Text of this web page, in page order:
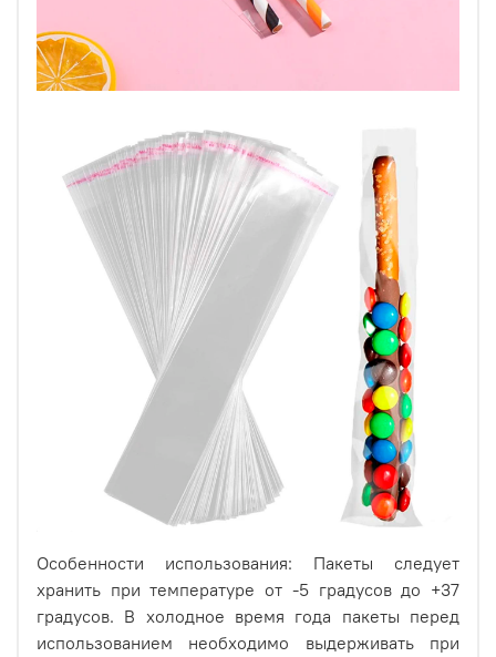
Особенности использования: Пакеты следует
хранить при температуре от -5 градусов до +37
градусов. В холодное время года пакеты перед
использованием необходимо выдерживать при